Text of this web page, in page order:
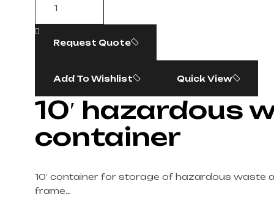
Request Quote
Add To Wishlist Quick View
10′ hazardous
container
10′ container for storage of hazardous waste
frame…